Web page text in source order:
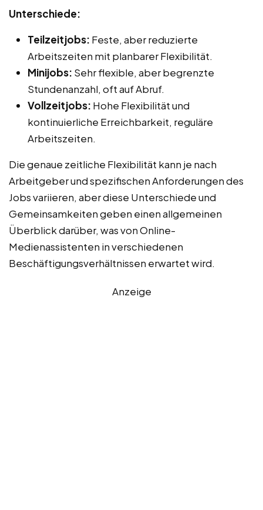
Unterschiede:
Teilzeitjobs: Feste, aber reduzierte
Arbeitszeiten mit planbarer Flexibilität.
Minijobs: Sehr flexible, aber begrenzte
Stundenanzahl, oft auf Abruf.
Vollzeitjobs: Hohe Flexibilität und
kontinuierliche Erreichbarkeit, reguläre
Arbeitszeiten.
Die genaue zeitliche Flexibilität kann je nach
Arbeitgeber und spezifischen Anforderungen des
Jobs variieren, aber diese Unterschiede und
Gemeinsamkeiten geben einen allgemeinen
Überblick darüber, was von Online-
Medienassistenten in verschiedenen
Beschäftigungsverhältnissen erwartet wird.
Anzeige